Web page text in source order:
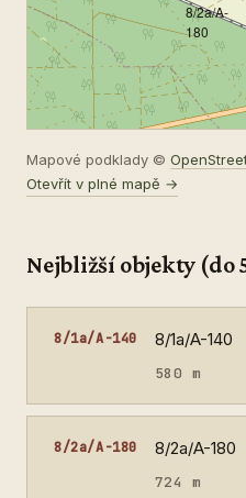
8/2a/A-
180
Mapové podklady ©
Otevřít v plné mapě →
Nejbližší objekty (do
8/1a/A-140 8/1a/A-140
580 m
8/2a/A-180 8/2a/A-180
724 m